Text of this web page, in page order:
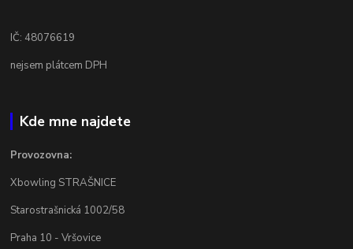
IČ: 48076619
nejsem plátcem DPH
Kde mne najdete
Provozovna:
Xbowling STRAŠNICE
Starostrašnická 1002/58
Praha 10 - Vršovice